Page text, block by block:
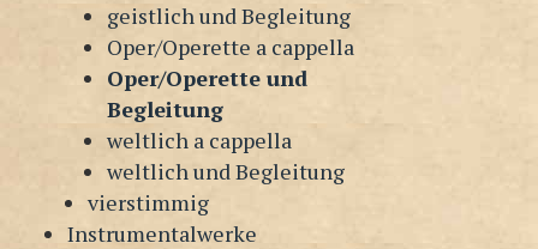
geistlich und Begleitung
Oper/Operette a cappella
Oper/Operette und
Begleitung
weltlich a cappella
weltlich und Begleitung
vierstimmig
Instrumentalwerke